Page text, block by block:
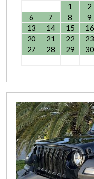
1
2
6
7 8 9
13
14 15 16
20
21 22 23
27
28 29 30